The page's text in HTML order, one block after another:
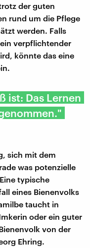
der guten
rund um die Pflege
werden. Falls
verpflichtender
könnte das eine
ist: Das Lernen
sich mit dem
was potenzielle
typische
eines Bienenvolks
taucht in
oder ein guter
von der
Ehring.